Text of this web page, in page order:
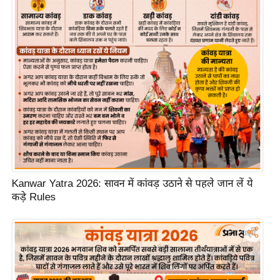
नो
रं
ज
न
ज
ग
त
बॉ
ली
वु
ड
हॉ
ली
वु
ड
फि
ल्म
Kanwar Yatra 2026: सावन में कांवड़ उठाने से पहले जान लें ये
कड़े Rules